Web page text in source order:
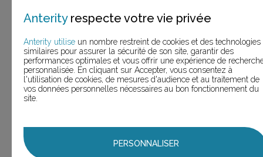
Maternelles(1 slogan)
France 2
Philarmonia(1
slogan)
France 2Planète
France 2Plus 2 passion
Anterityrespecte votre vie privée
Anterity utilise un nombre restreint de cookies et des technologies
similaires pour assurer la sécurité de son site, garantir des
performances optimales et vous offrir une expérience de
personnalisée. En cliquant sur Accepter, vous consentez à
l'utilisation de cookies, de mesures d'audience et au traitement de
vos données personnelles nécessaires au bon fonctionnement du
site.
PERSONNALISER